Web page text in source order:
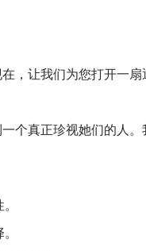
，让我们为您打开一
个真正珍视她们的人